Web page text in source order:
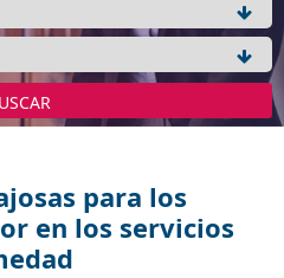
para los
en los servicios